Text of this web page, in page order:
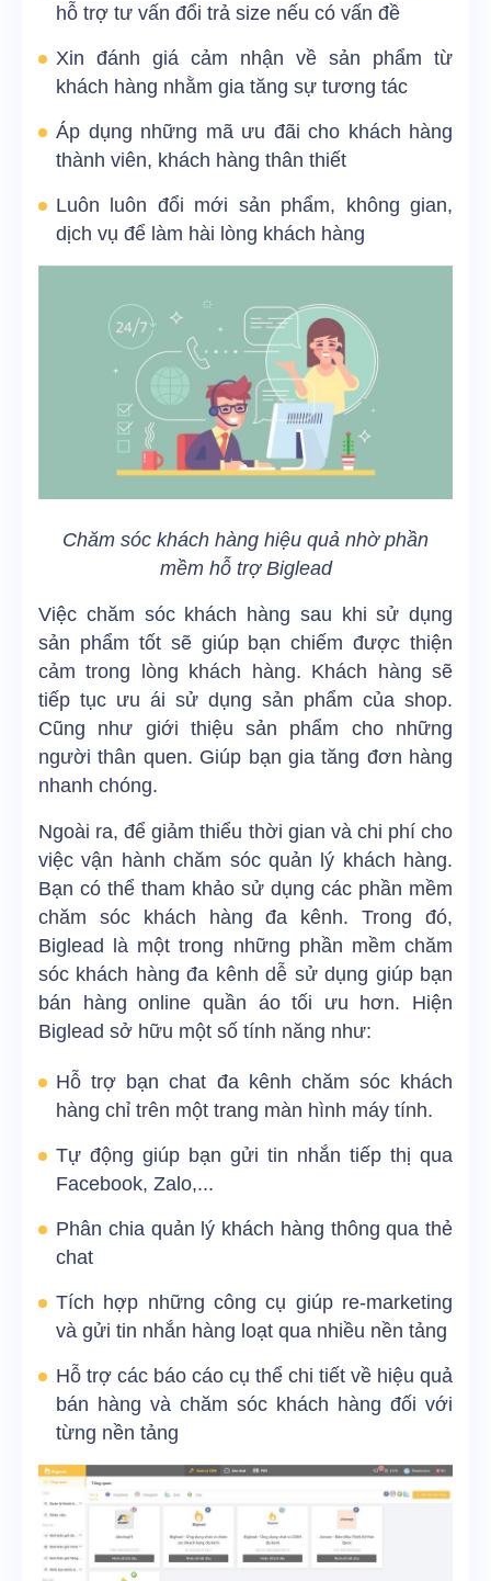
hỗ trợ tư vấn đổi trả size nếu có vấn đề
Xin đánh giá cảm nhận về sản phẩm từ
khách hàng nhằm gia tăng sự tương tác
Áp dụng những mã ưu đãi cho khách hàng
thành viên, khách hàng thân thiết
Luôn luôn đổi mới sản phẩm, không gian,
dịch vụ để làm hài lòng khách hàng
Chăm sóc khách hàng hiệu quả nhờ phần
mềm hỗ trợ Biglead
Việc chăm sóc khách hàng sau khi sử dụng
sản phẩm tốt sẽ giúp bạn chiếm được thiện
cảm trong lòng khách hàng. Khách hàng sẽ
tiếp tục ưu ái sử dụng sản phẩm của shop.
Cũng như giới thiệu sản phẩm cho những
người thân quen. Giúp bạn gia tăng đơn hàng
nhanh chóng.
Ngoài ra, để giảm thiểu thời gian và chi phí cho
việc vận hành chăm sóc quản lý khách hàng.
Bạn có thể tham khảo sử dụng các phần mềm
chăm sóc khách hàng đa kênh. Trong đó,
Biglead là một trong những phần mềm chăm
sóc khách hàng đa kênh dễ sử dụng giúp bạn
bán hàng online quần áo tối ưu hơn. Hiện
Biglead sở hữu một số tính năng như:
Hỗ trợ bạn chat đa kênh chăm sóc khách
hàng chỉ trên một trang màn hình máy tính.
Tự động giúp bạn gửi tin nhắn tiếp thị qua
Facebook, Zalo,...
Phân chia quản lý khách hàng thông qua thẻ
chat
Tích hợp những công cụ giúp re-marketing
và gửi tin nhắn hàng loạt qua nhiều nền tảng
Hỗ trợ các báo cáo cụ thể chi tiết về hiệu quả
bán hàng và chăm sóc khách hàng đối với
từng nền tảng